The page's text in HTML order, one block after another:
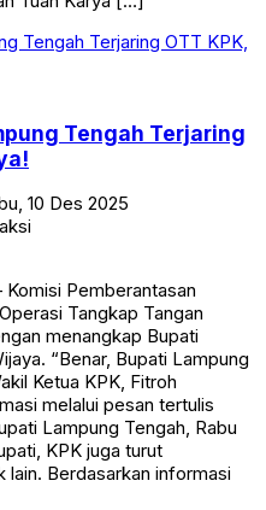
Tengah Terjaring
10 Des 2025
Pemberantasan
Tangkap Tangan
menangkap Bupati
“Benar, Bupati Lampung
Ketua KPK, Fitroh
melalui pesan tertulis
Lampung Tengah, Rabu
KPK juga turut
lain. Berdasarkan informasi